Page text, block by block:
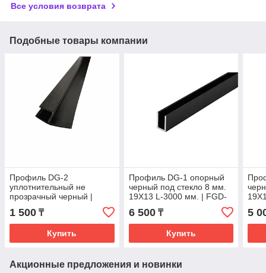
Все условия возврата
Подобные товары компании
Профиль DG-2
уплотнительный не
прозрачный черный |
3000мм. | 10мм. | FGD-
89.1 M/BL
1 500 ₸
Купить
Профиль DG-1 опорный
черный под стекло 8 мм.
19Х13 L-3000 мм. | FGD-
206.2 BL |Черный
6 500₸
Купить
5
Акционные предложения и новинки